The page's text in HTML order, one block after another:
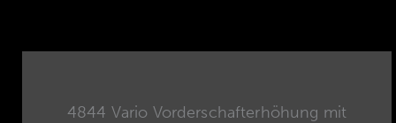
4844 Vario Vorderschafterhöhung mit